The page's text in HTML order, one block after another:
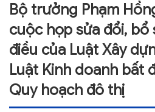
GIỚI THIỆU
TIN TỨC
NGHIÊN CỨU
ẤN PHẨM
Bộ trưởng Phạm
cuộc họp sửa đổi,
điều của Luật Xây
Luật Kinh doanh bất
Quy hoạch đô thị